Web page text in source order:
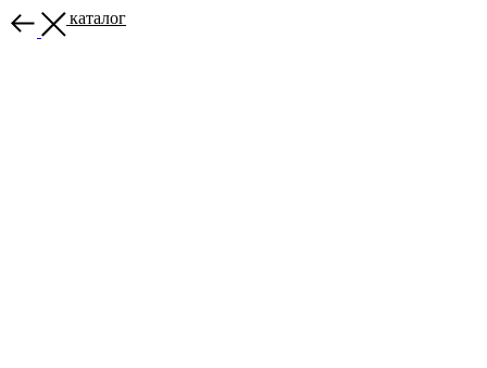
Назад в каталог